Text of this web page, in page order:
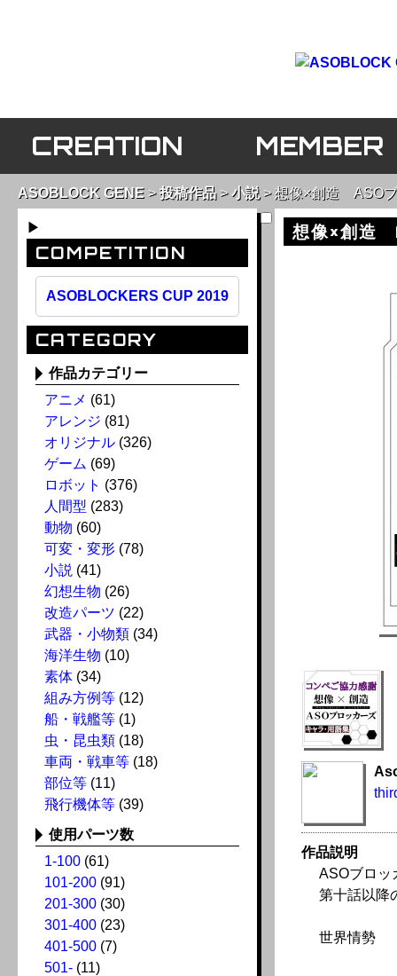
CREATION MEMBER
ASOBLOCK GENE 投稿作品 小説 想像×創造 ASO
▶
COMPETITION
ASOBLOCKERS CUP 2019
CATEGORY
作品カテゴリー
アニメ (61)
アレンジ (81)
オリジナル (326)
ゲーム (69)
ロボット (376)
人間型 (283)
動物 (60)
可変・変形 (78)
小説 (41)
幻想生物 (26)
改造パーツ (22)
武器・小物類 (34)
海洋生物 (10)
素体 (34)
組み方例等 (12)
船・戦艦等 (1)
虫・昆虫類 (18)
車両・戦車等 (18)
部位等 (11)
飛行機体等 (39)
使用パーツ数
1-100 (61)
101-200 (91)
201-300 (30)
301-400 (23)
401-500 (7)
501- (11)
想像×創造
作品説明
ASOブロッ
第十話以降
世界情勢